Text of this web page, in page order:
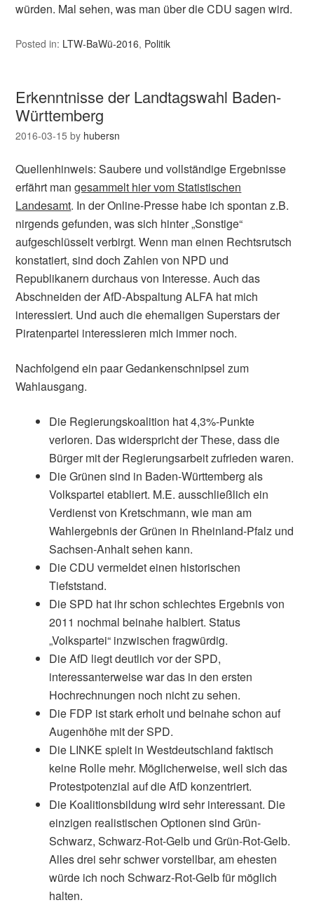
würden. Mal sehen, was man über die CDU sagen wird.
Posted in: LTW-BaWü-2016, Politik
Erkenntnisse der Landtagswahl Baden-
Württemberg
2016-03-15 by hubersn
Quellenhinweis: Saubere und vollständige Ergebnisse
erfährt mangesammelt hier vom Statistischen
Landesamt. In der Online-Presse habe ich spontan z.B.
nirgends gefunden, was sich hinter „Sonstige“
aufgeschlüsselt verbirgt. Wenn man einen Rechtsrutsch
konstatiert, sind doch Zahlen von NPD und
Republikanern durchaus von Interesse. Auch das
Abschneiden der AfD-Abspaltung ALFA hat mich
interessiert. Und auch die ehemaligen Superstars der
Piratenpartei interessieren mich immer noch.
Nachfolgend ein paar Gedankenschnipsel zum
Wahlausgang.
Die Regierungskoalition hat 4,3%-Punkte
verloren. Das widerspricht der These, dass die
Bürger mit der Regierungsarbeit zufrieden waren.
Die Grünen sind in Baden-Württemberg als
Volkspartei etabliert. M.E. ausschließlich ein
Verdienst von Kretschmann, wie man am
Wahlergebnis der Grünen in Rheinland-Pfalz und
Sachsen-Anhalt sehen kann.
Die CDU vermeldet einen historischen
Tiefststand.
Die SPD hat ihr schon schlechtes Ergebnis von
2011 nochmal beinahe halbiert. Status
„Volkspartei“ inzwischen fragwürdig.
Die AfD liegt deutlich vor der SPD,
interessanterweise war das in den ersten
Hochrechnungen noch nicht zu sehen.
Die FDP ist stark erholt und beinahe schon auf
Augenhöhe mit der SPD.
Die LINKE spielt in Westdeutschland faktisch
keine Rolle mehr. Möglicherweise, weil sich das
Protestpotenzial auf die AfD konzentriert.
Die Koalitionsbildung wird sehr interessant. Die
einzigen realistischen Optionen sind Grün-
Schwarz, Schwarz-Rot-Gelb und Grün-Rot-Gelb.
Alles drei sehr schwer vorstellbar, am ehesten
würde ich noch Schwarz-Rot-Gelb für möglich
halten.